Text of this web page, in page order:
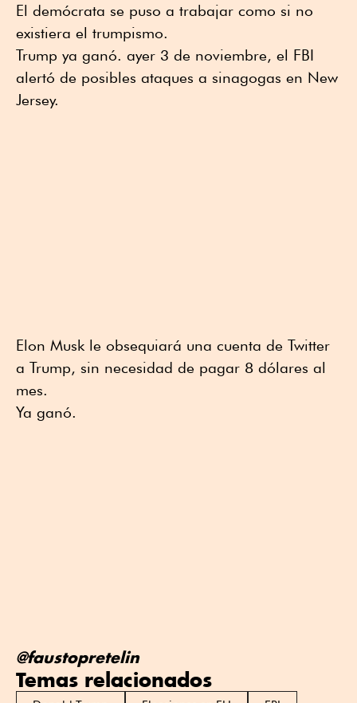
El demócrata se puso a trabajar como si no
existiera el trumpismo.
Trump ya ganó. ayer 3 de noviembre, el FBI
alertó de posibles ataques a sinagogas en New
Jersey.
Elon Musk le obsequiará una cuenta de Twitter
a Trump, sin necesidad de pagar 8 dólares al
mes.
Ya ganó.
@faustopretelin
Temas relacionados